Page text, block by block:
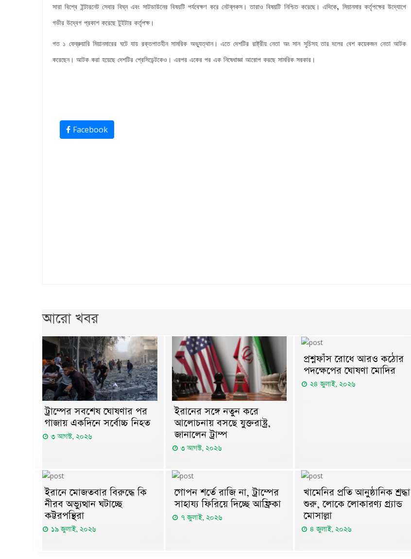
সারা বিশ্বে ইন্টারনেট সেবার বিঘ্ন এবং সাটডাউনের বিষয়টি পর্যবেক্ষণ করে নেটব্লকস। তারাও বিষয়টি নিশ্চিত করেছে। এদিকে, মিয়ানমার কর্তৃপক্ষের উদ্যোগে
গভীর উদ্বেগ প্রকাশ করেছে টুইটার কর্তৃপক্ষ।
গত ১ ফেব্রুয়ারি মিয়ানমারের ঘটে যায় রক্তপাতহীন সামরিক অভ্যুত্থান। এতে দেশটির রাষ্ট্রীয় নেতা অং সান সুচিসহ তার দলের বেশ কয়েকজন নেতা আটক
করেছেন। আটক করা হয়েছে দেশটির প্রেসিডেন্টকেও । এরপর একের পর এক নিষেধাজ্ঞা আরোপ করছে সামরিক সরকার ।
Facebook
আরো খবর
ট্রাম্পের সবশেষ ঘোষণার পর
গাজায় একদিনে সর্বোচ্চ নিহত
৩ আগস্ট, ২০২৬
ইরানের সঙ্গে নতুন করে
আলোচনায় বসছে যুক্তরাষ্ট্র,
জানালেন ট্রাম্প
৩ আগস্ট, ২০২৬
প্রশ্নফাঁস রোধে আরও কঠোর
পদক্ষেপের ঘোষণা মোদির
২৪ জুলাই, ২০২৬
ইরানে মোজতবার বিরুদ্ধে কি
নীরব অভ্যুত্থান ঘটাচ্ছে
কট্টরপন্থিরা
১৯ জুলাই, ২০২৬
গোপন শর্তে রাজি না, ট্রাম্পের
সাহায্য ফিরিয়ে দিচ্ছে আফ্রিকা
৭ জুলাই, ২০২৬
খামেনির প্রতি আনুষ্ঠানিক শ্রদ্ধা
শুরু, লোকে লোকারণ্য গ্র্যান্ড
মোসাল্লা
৪ জুলাই, ২০২৬